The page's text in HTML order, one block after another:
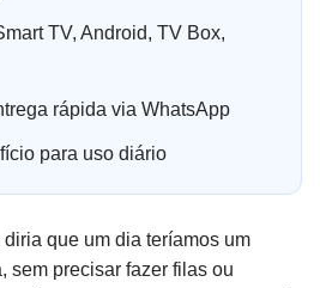
TV, Android, TV Box,
rápida via WhatsApp
para uso diário
que um dia teríamos um
sem precisar fazer filas ou